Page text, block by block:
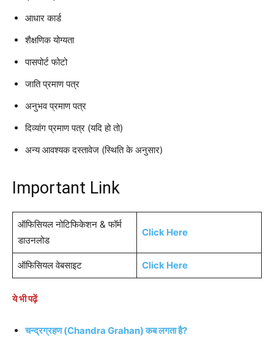
आधार कार्ड
शैक्षणिक योग्यता
पासपोर्ट फोटो
जाति प्रमाण पत्र
अनुभव प्रमाण पत्र
दिव्यांग प्रमाण पत्र (यदि हो तो)
अन्य आवश्यक दस्तावेज (स्थिति के अनुसार)
Important Link
ऑफिसियल नोटिफिकेशन & फॉर्म
डाउनलोड
Click Here
ऑफिसियल वेबसाइट Click Here
ये भी पढ़ें
चन्द्रग्रहण (Chandra Grahan) कब लगता है?